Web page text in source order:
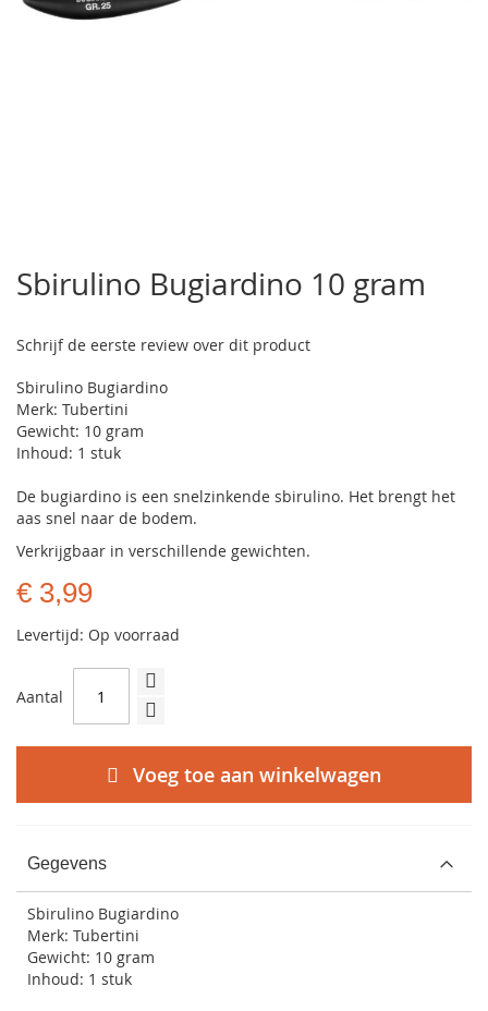
het
begin
de
gallerij
Sbirulino Bugiardino 10 gram
Schrijf de eerste review over dit product
Sbirulino Bugiardino
Merk: Tubertini
Gewicht: 10 gram
Inhoud: 1 stuk
De bugiardino is een snelzinkende sbirulino. Het brengt het
aas snel naar de bodem.
Verkrijgbaar in verschillende gewichten.
€ 3,99
Levertijd: Op voorraad
Aantal
Voeg toe aan winkelwagen
Gegevens
Sbirulino Bugiardino
Merk: Tubertini
Gewicht: 10 gram
Inhoud: 1 stuk